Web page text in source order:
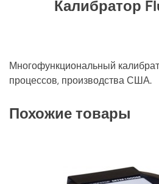
Калибратор
Многофункциональный
процессов, производства США.
Похожие товары